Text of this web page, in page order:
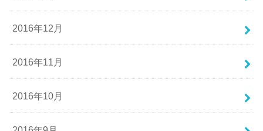
2016年12月
2016年11月
2016年10月